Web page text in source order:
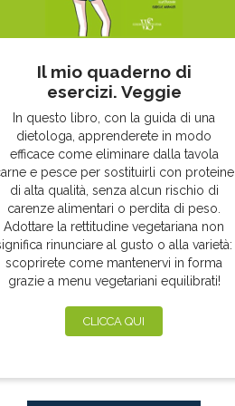
Il mio quaderno di
esercizi. Veggie
In questo libro, con la guida di una
dietologa, apprenderete in modo
efficace come eliminare dalla tavola
e pesce per sostituirli con proteine
di alta qualità, senza alcun rischio di
carenze alimentari o perdita di peso.
Adottare la rettitudine vegetariana non
rinunciare al gusto o alla varietà:
scoprirete come mantenervi in forma
grazie a menu vegetariani equilibrati!
CLICCA QUI